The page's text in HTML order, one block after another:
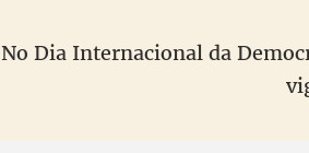
No Dia Internacional da